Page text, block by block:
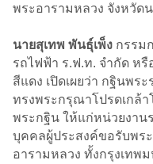
พระอารามหลวง จังหวัด
นายสุเทพ พันธุ์เพ็ง กรรม
รถไฟฟ้า ร.ฟ.ท. จำกัด ห
สีแดง เปิดเผยว่า กฐินพร
ทรงพระกรุณาโปรดเกล้
พระกฐิน ให้แก่หน่วยงา
บุคคลผู้ประสงค์ขอรับพร
อารามหลวง ทั้งกรุงเทพ